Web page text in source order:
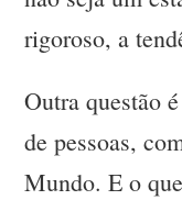
rigoroso, a
Outra questão
de pessoas,
Mundo. E o